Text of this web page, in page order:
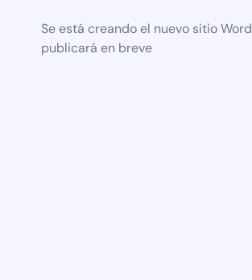
Se está creando el nuevo sitio
publicará en breve